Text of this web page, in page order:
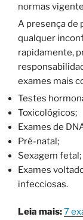
normas
A presença de
qualquer
rapidamente,
exames mais
Testes
Toxicológicos;
Exames de
Pré-natal;
Sexagem fetal;
Exames
infecciosas.
Leia mais:7